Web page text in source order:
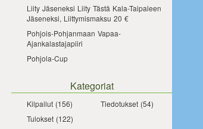
Liity Jäseneksi Liity Tästä Kala-Taipaleen
Jäseneksi, Liittymismaksu 20 €
Pohjois-Pohjanmaan Vapaa-
Ajankalastajapiiri
Pohjola-Cup
Kategoriat
Kilpailut (156) Tiedotukset(54)
Tulokset (122)